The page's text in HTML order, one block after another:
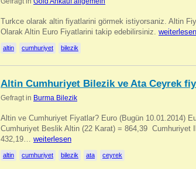
Turkce olarak altin fiyatlarini görmek istiyorsaniz. Altin
Olarak Altin Euro Fiyatlarini takip edebilirsiniz. weiterlesen
altin cumhuriyet bilezik
Altin Cumhuriyet Bilezik ve Ata Ceyrek
Gefragt in Burma Bilezik
Altin ve Cumhuriyet Fiyatlar? Euro (Bugün 10.01.2014)
Cumhuriyet Beslik Altin (22 Karat) = 864,39 
432,19… weiterlesen
altin cumhuriyet bilezik ata ceyrek